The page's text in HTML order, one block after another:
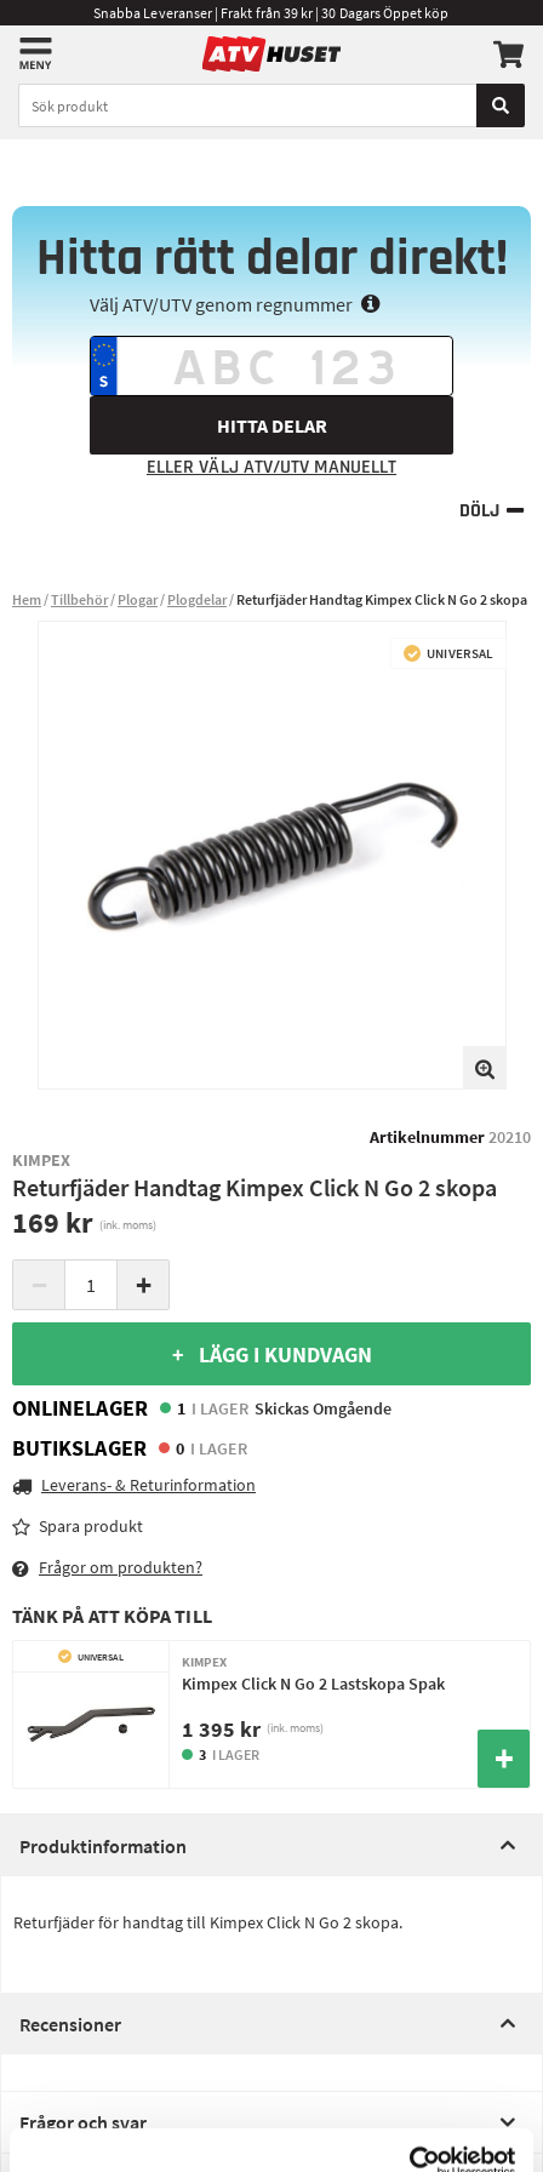
Snabba Leveranser | Frakt från 39 kr | 30 Dagars Öppet köp
Hitta rätt delar direkt!
Välj ATV/UTV genom regnummer
HITTA DELAR
ELLER VÄLJ ATV/UTV MANUELLT
DÖLJ
Hem Tillbehör Plogar Plogdelar Returfjäder Handtag Kimpex Click N Go 2 skopa
UNIVERSAL
Artikelnummer20210
KIMPEX
Returfjäder Handtag Kimpex Click N Go 2 skopa
169 kr (ink. moms)
− +
+ LÄGG I KUNDVAGN
ONLINELAGER
1 I LAGER Skickas Omgående
BUTIKSLAGER 0 I LAGER
Leverans- & Returinformation
Spara produkt
Frågor om produkten?
TÄNK PÅ ATT KÖPA TILL
UNIVERSAL KIMPEX
Kimpex Click N Go 2 Lastskopa Spak
1 395 kr (ink. moms)
3 I LAGER
Produktinformation
Returfjäder för handtag till Kimpex Click N Go 2 skopa.
Recensioner
Frågor och svar